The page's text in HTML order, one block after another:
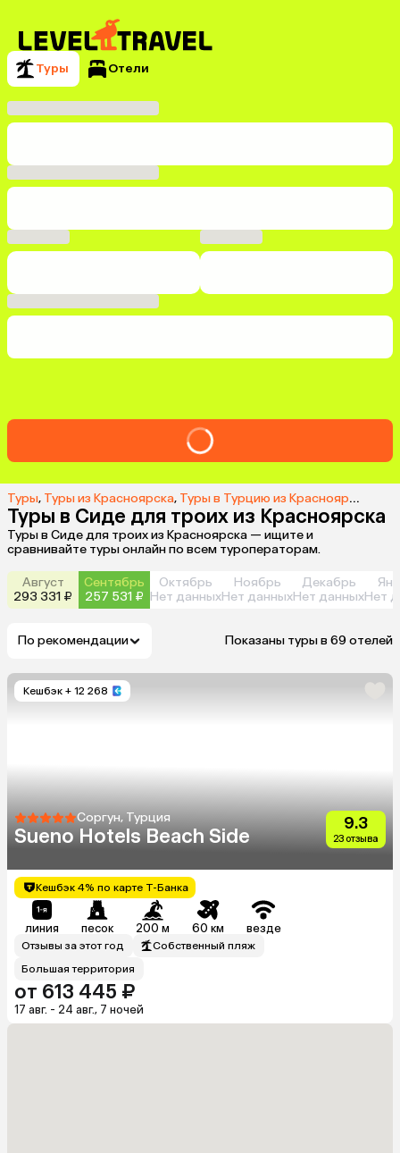
Туры Отели
Туры, Туры из Красноярска, Туры в Турцию из Красноярска
Туры в Сиде для троих из Красноярска
Туры в Сиде для троих из Красноярска — ищите и
сравнивайте туры онлайн по всем туроператорам.
Август
293 331 ₽
Сентябрь
257 531 ₽
Октябрь
Нет данных
Ноябрь
Нет данных
Декабрь
Нет данныхНет
По рекомендации Показаны туры в 69 отелей
Кешбэк + 12 268
Соргун, Турция
Sueno Hotels Beach Side
9.3
23 отзыва
Кешбэк 4% по карте Т-Банка
линия песок 200 м 60 км везде
Отзывы за этот год
Собственный пляж
Большая территория
от 613 445 ₽
17 авг. - 24 авг., 7 ночей